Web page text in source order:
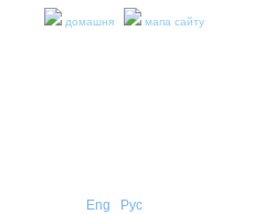
домашня мапа сайту
Eng Рус